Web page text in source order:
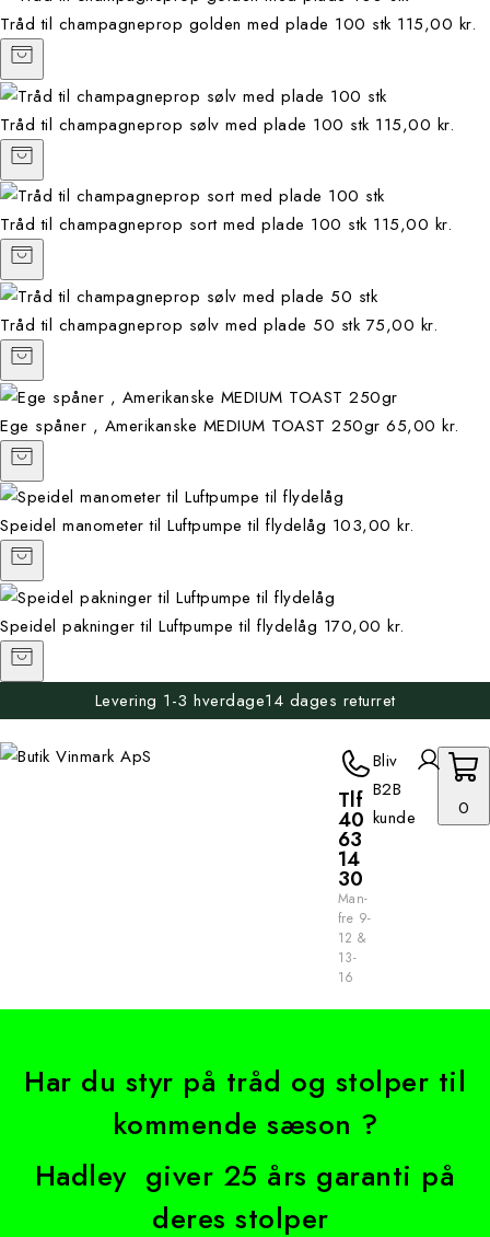
Tråd til champagneprop golden med plade 100 stk 115,00 kr.
Tråd til champagneprop sølv med plade 100 stk 115,00 kr.
Tråd til champagneprop sort med plade 100 stk 115,00 kr.
Tråd til champagneprop sølv med plade 50 stk 75,00 kr.
Ege spåner , Amerikanske MEDIUM TOAST 250gr 65,00 kr.
Speidel manometer til Luftpumpe til flydelåg 103,00 kr.
Speidel pakninger til Luftpumpe til flydelåg 170,00 kr.
Levering 1-3 hverdage14 dages returret
Tlf
40
63
14
30
Man-
fre 9-
12 &
13-
16
Bliv
B2B
kunde
0
Har du styr på tråd og stolper til
kommende sæson ?
Hadley giver 25 års garanti på
deres stolper